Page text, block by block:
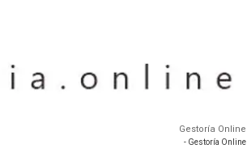
Gestoría Online
- Gestoría Online